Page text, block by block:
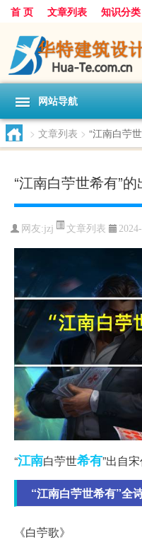
首 页 文章列表 知识分类
网站导航
> 文章列表 > “江南白苧
“江南白苧世希有”
网友:jzj 文章列表
“江南白苧世希有”出自
“江南白苧世希有”全
《白苧歌》